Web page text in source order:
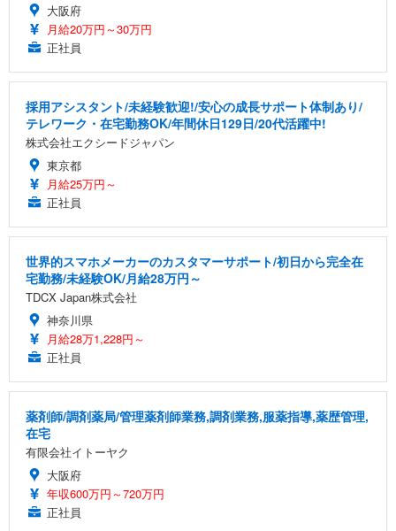
大阪府
月給20万円～30万円
正社員
採用アシスタント/未経験歓迎!/安心の成長サポート体制あり/
テレワーク・在宅勤務OK/年間休日129日/20代活躍中!
株式会社エクシードジャパン
東京都
月給25万円～
正社員
世界的スマホメーカーのカスタマーサポート/初日から完全在
宅勤務/未経験OK/月給28万円～
TDCX Japan株式会社
神奈川県
月給28万1,228円～
正社員
薬剤師/調剤薬局/管理薬剤師業務,調剤業務,服薬指導,薬歴管理,
在宅
有限会社イトーヤク
大阪府
年収600万円～720万円
正社員